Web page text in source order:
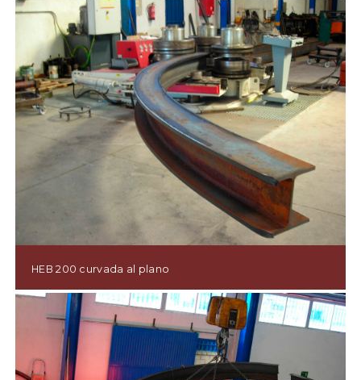
HEB 200 curvada al plano